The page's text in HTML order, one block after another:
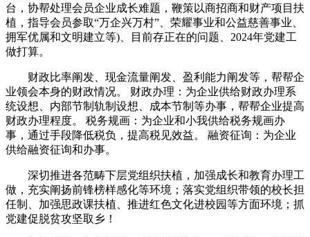
台，协帮处理会员企业成长难题，鞭策以商招商和财产项目扶
植，指导会员参取“万企兴万村”、荣耀事业和公益慈善事业、
拥军优属和文明建立等)、目前存正在的问题、2024年党建工
做打算。
财政比率阐发、现金流量阐发、盈利能力阐发等，帮帮企
业领会本身的财政情况。 财政办理：为企业供给财政办理系
统设想、内部节制轨制设想、成本节制等办事，帮帮企业提高
财政办理程度。 税务规画：为企业和小我供给税务规画办
事，通过手段降低税负，提高税见效益。 融资征询：为企业
供给融资征询和办事。
深切推进各范畴下层党组织扶植，加强成长和教育办理工
做，充实阐扬前锋榜样感化等环境；落实党组织带领的校长担
任制、加强思政课扶植、推进红色文化进校园等方面环境；抓
党建促脱贫攻坚取乡！